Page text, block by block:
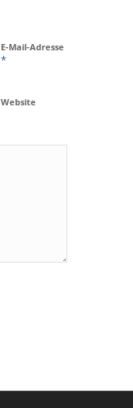
E-Mail-Adresse
*
Website